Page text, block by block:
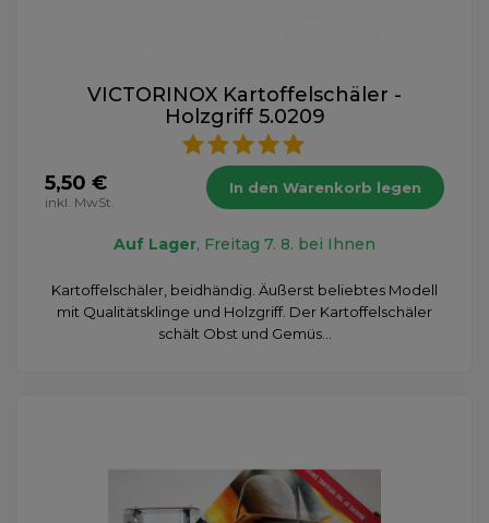
VICTORINOX Kartoffelschäler -
Holzgriff 5.0209
5,50 €
inkl. MwSt.
In den Warenkorb legen
Auf Lager, Freitag 7. 8. bei Ihnen
Kartoffelschäler, beidhändig. Äußerst beliebtes Modell
mit Qualitätsklinge und Holzgriff. Der Kartoffelschäler
schält Obst und Gemüs...